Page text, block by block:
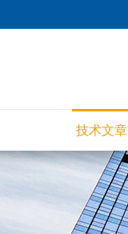
技术文章